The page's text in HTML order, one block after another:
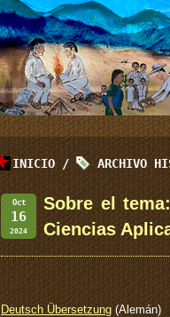
INICIO / ARCHIVO
Oct
16
2024
Sobre el
Ciencias
Deutsch Übersetzung (Alemán)